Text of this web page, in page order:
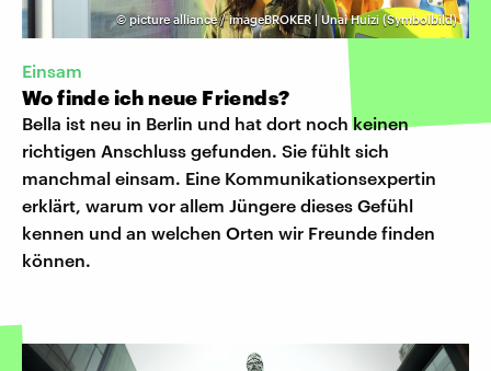
©picture alliance / imageBROKER | Unai Huizi (Symbolbild)
Einsam
Wo finde ich neue Friends?
Bella ist neu in Berlin und hat dort noch keinen
richtigen Anschluss gefunden. Sie fühlt sich
manchmal einsam. Eine Kommunikationsexpertin
erklärt, warum vor allem Jüngere dieses Gefühl
kennen und an welchen Orten wir Freunde finden
können.